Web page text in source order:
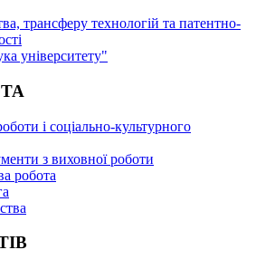
трансферу технологій та патентно-
університету"
і соціально-культурного
з виховної роботи
робота